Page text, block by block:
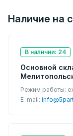
Наличие на
В наличии: 24
Основной
Режим работы:
E-mail: